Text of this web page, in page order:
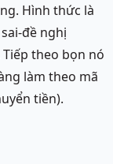
Hình thức là
đề nghị
theo bọn nó
làm theo mã
tiền).